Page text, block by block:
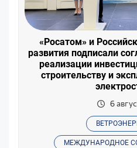
«Росатом» и
развития подписали
реализации
строительству и
6
МЕЖДУНАРОДНОЕ